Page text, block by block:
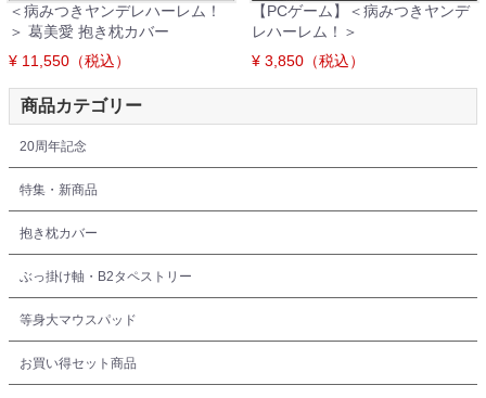
＜病みつきヤンデレハーレム！
＞ 葛美愛 抱き枕カバー
¥ 11,550（税込）
【PCゲーム】＜病みつきヤンデ
レハーレム！＞
¥ 3,850（税込）
商品カテゴリー
20周年記念
特集・新商品
抱き枕カバー
ぶっ掛け軸・B2タペストリー
等身大マウスパッド
お買い得セット商品